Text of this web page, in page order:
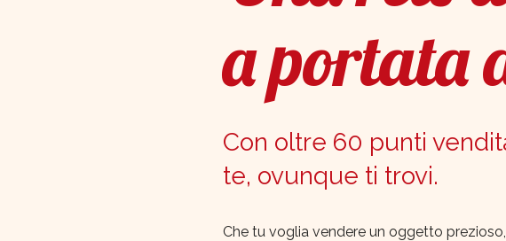
a portata
Con oltre 60 punti
te, ovunque ti trovi.
Che tu voglia vendere un oggetto